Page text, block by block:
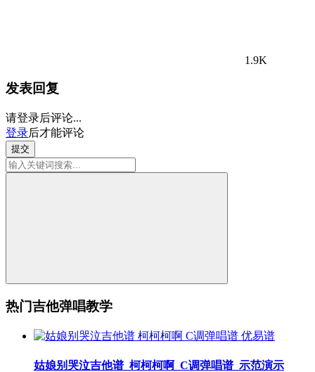
1.9K
发表回复
请登录后评论...
登录后才能评论
提交
热门吉他弹唱教学
姑娘别哭泣吉他谱_柯柯柯啊_C调弹唱谱_示范演示